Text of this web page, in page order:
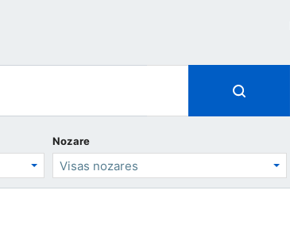
Nozare